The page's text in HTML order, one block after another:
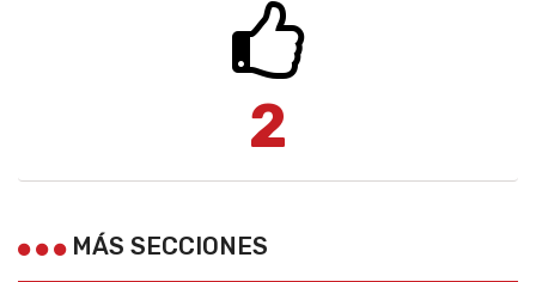
2
MÁS SECCIONES